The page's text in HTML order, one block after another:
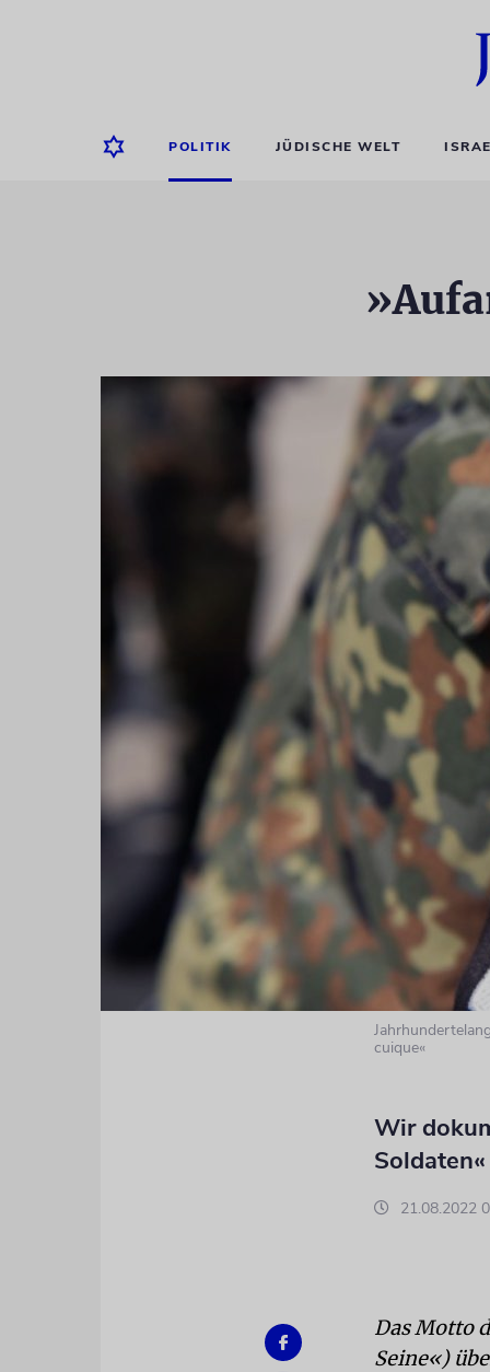
POLITIK JÜDISCHE WELT
cuique«
Wir
Soldaten«
21.08.2022
Das Motto
Seine«)